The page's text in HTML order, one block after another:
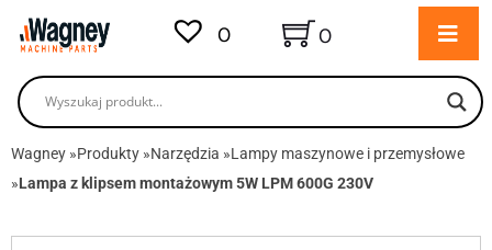
0 0
Wagney »Produkty »Narzędzia »Lampy maszynowe i przemysłowe
»Lampa z klipsem montażowym 5W LPM 600G 230V